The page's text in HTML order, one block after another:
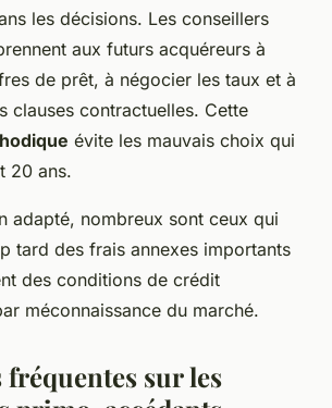
les décisions. Les conseillers
aux futurs acquéreurs à
de prêt, à négocier les taux et à
clauses contractuelles. Cette
évite les mauvais choix qui
20 ans.
adapté, nombreux sont ceux qui
tard des frais annexes importants
des conditions de crédit
méconnaissance du marché.
sur les